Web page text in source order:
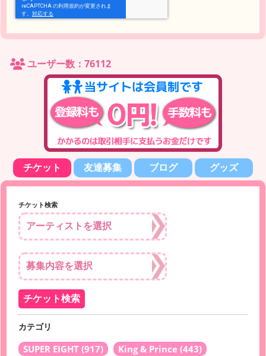
ユーザー数：76112
チケット 友達募集 ブログ グッズ
チケット検索
カテゴリ
SUPER EIGHT (917) King & Prince (443)